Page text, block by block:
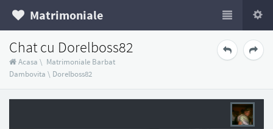
Matrimoniale
Chat cu Dorelboss82
Acasa \ Matrimoniale Barbat
Dambovita \ Dorelboss82